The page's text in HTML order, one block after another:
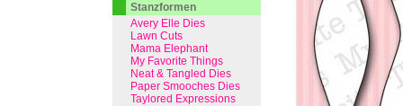
Stanzformen
Avery Elle Dies
Lawn Cuts
Mama Elephant
My Favorite Things
Neat & Tangled Dies
Paper Smooches Dies
Taylored Expressions